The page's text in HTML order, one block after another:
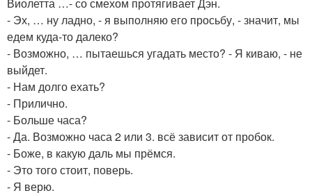
Виолетта …- со смехом протягивает Дэн.
- Эх, … ну ладно, - я выполняю его просьбу, - значит, мы
едем куда-то далеко?
- Возможно, … пытаешься угадать место? - Я киваю, - не
выйдет.
- Нам долго ехать?
- Прилично.
- Больше часа?
- Да. Возможно часа 2 или 3. всё зависит от пробок.
- Боже, в какую даль мы прёмся.
- Это того стоит, поверь.
- Я верю.